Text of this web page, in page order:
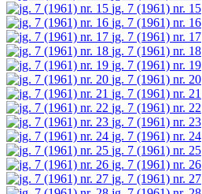
jg. 7 (1961) nr. 15
jg. 7 (1961) nr. 16
jg. 7 (1961) nr. 17
jg. 7 (1961) nr. 18
jg. 7 (1961) nr. 19
jg. 7 (1961) nr. 20
jg. 7 (1961) nr. 21
jg. 7 (1961) nr. 22
jg. 7 (1961) nr. 23
jg. 7 (1961) nr. 24
jg. 7 (1961) nr. 25
jg. 7 (1961) nr. 26
jg. 7 (1961) nr. 27